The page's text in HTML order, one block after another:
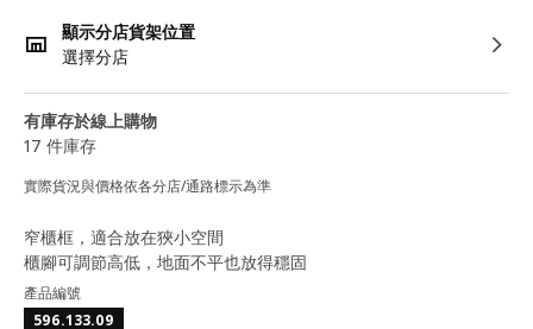
顯示分店貨架位置
選擇分店
有庫存於線上購物
17 件庫存
實際貨況與價格依各分店/通路標示為準
窄櫃框，適合放在狹小空間
櫃腳可調節高低，地面不平也放得穩固
產品編號
596.133.09